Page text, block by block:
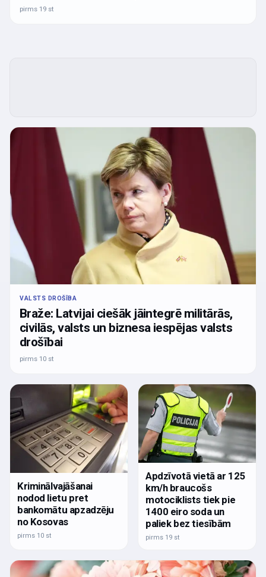
pirms 19 st
VALSTS DROŠĪBA
Braže: Latvijai ciešāk jāintegrē militārās,
civilās, valsts un biznesa iespējas valsts
drošībai
pirms 10 st
Kriminālvajāšanai
nodod lietu pret
bankomātu apzadzēju
no Kosovas
pirms 10 st
Apdzīvotā vietā ar 125
km/h braucošs
motociklists tiek pie
1400 eiro soda un
paliek bez tiesībām
pirms 19 st